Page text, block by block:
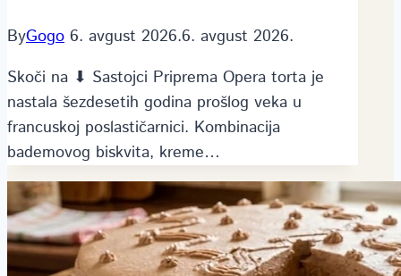
ByGogo 6. avgust 2026.6. avgust 2026.
Skoči na ⬇ Sastojci Priprema Opera torta je
nastala šezdesetih godina prošlog veka u
francuskoj poslastičarnici. Kombinacija
bademovog biskvita, kreme…